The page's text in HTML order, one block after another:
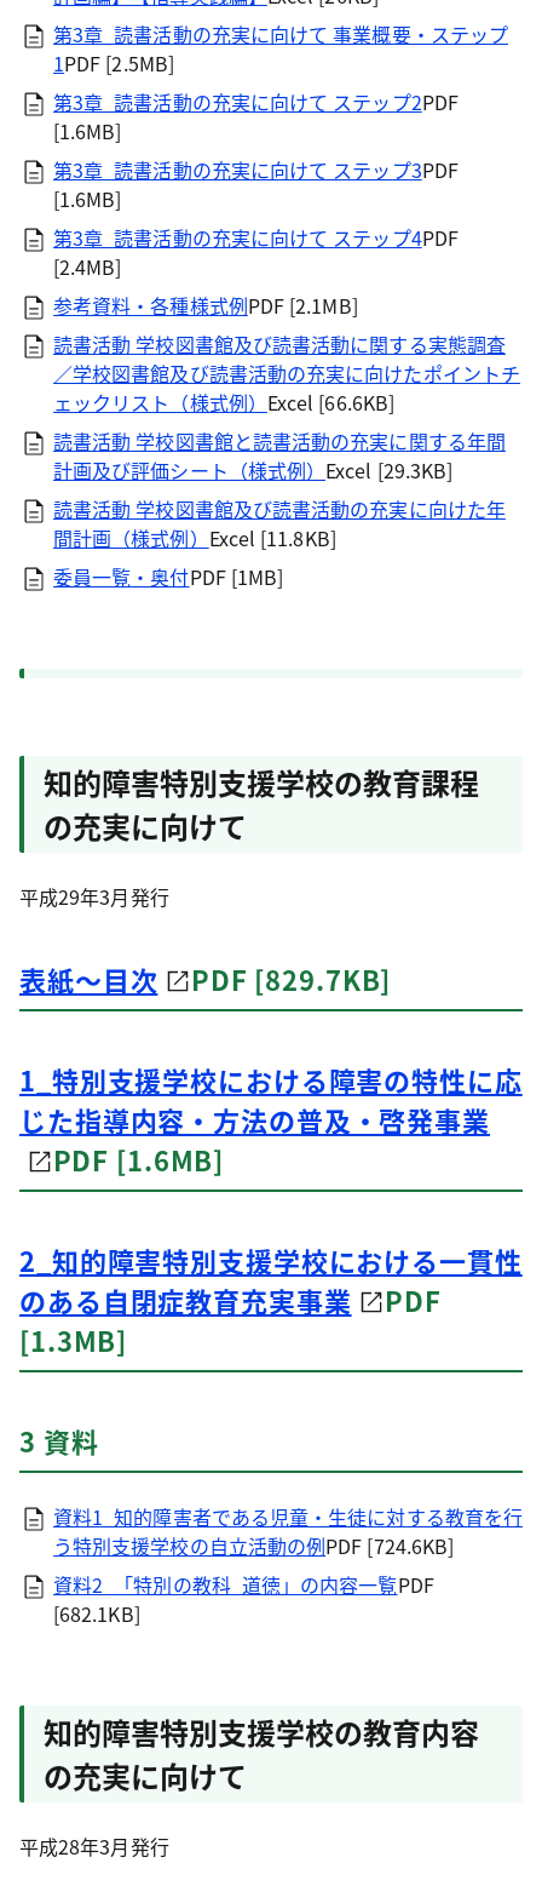
第3章_読書活動の充実に向けて 事業概要・ステップ
1PDF [2.5MB]
第3章_読書活動の充実に向けて ステップ2PDF
[1.6MB]
第3章_読書活動の充実に向けて ステップ3PDF
[1.6MB]
第3章_読書活動の充実に向けて ステップ4PDF
[2.4MB]
参考資料・各種様式例PDF [2.1MB]
読書活動 学校図書館及び読書活動に関する実態調査
／学校図書館及び読書活動の充実に向けたポイントチ
ェックリスト（様式例） Excel [66.6KB]
読書活動 学校図書館と読書活動の充実に関する年間
計画及び評価シート（様式例） Excel [29.3KB]
読書活動 学校図書館及び読書活動の充実に向けた年
間計画（様式例） Excel [11.8KB]
委員一覧・奥付PDF [1MB]
知的障害特別支援学校の教育課程
の充実に向けて
平成29年3月発行
表紙～目次 PDF [829.7KB]
1_特別支援学校における障害の特性に応
じた指導内容・方法の普及・啓発事業
PDF [1.6MB]
2_知的障害特別支援学校における一貫性
のある自閉症教育充実事業
PDF
[1.3MB]
3 資料
資料1_知的障害者である児童・生徒に対する教育を行
う特別支援学校の自立活動の例PDF [724.6KB]
資料2_「特別の教科_道徳」の内容一覧PDF
[682.1KB]
知的障害特別支援学校の教育内容
の充実に向けて
平成28年3月発行